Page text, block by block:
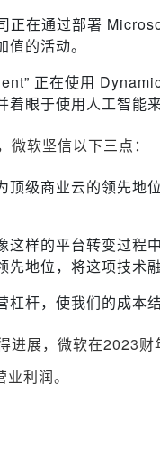
在通过部署
的活动。
正在使用
眼于使用人工智能
软坚信以下三点：
顶级商业云的领先地
这样的平台转变过程
地位，将这项技术
杆，使我们的成本
进展，微软在2023
利润。